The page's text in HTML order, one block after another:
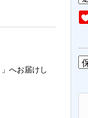
」 へお届けし